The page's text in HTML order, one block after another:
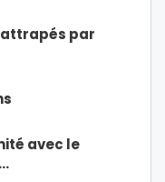
par
avec le